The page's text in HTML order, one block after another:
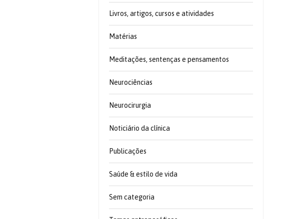
Livros, artigos, cursos e atividades
Matérias
Meditações, sentenças e pensamentos
Neurociências
Neurocirurgia
Noticiário da clínica
Publicações
Saúde & estilo de vida
Sem categoria